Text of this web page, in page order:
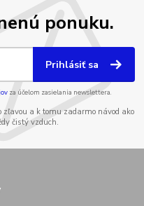
ponuku.
Prihlásiť sa
za účelom zasielania newslettera.
zľavou a k tomu zadarmo návod ako
čistý vzduch.